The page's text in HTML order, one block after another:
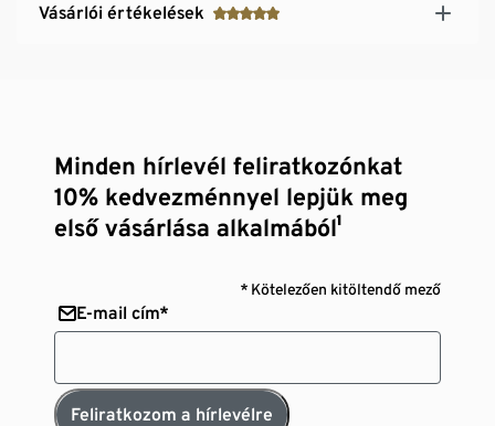
Vásárlói értékelések
Minden hírlevél feliratkozónkat
10% kedvezménnyel lepjük meg
első vásárlása alkalmából¹
* Kötelezően kitöltendő mező
E-mail cím*
Feliratkozom a hírlevélre